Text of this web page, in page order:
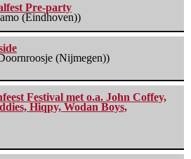
Pre-party
(Eindhoven))
(Nijmegen))
Festival met o.a. John Coffey,
Hiqpy, Wodan Boys,